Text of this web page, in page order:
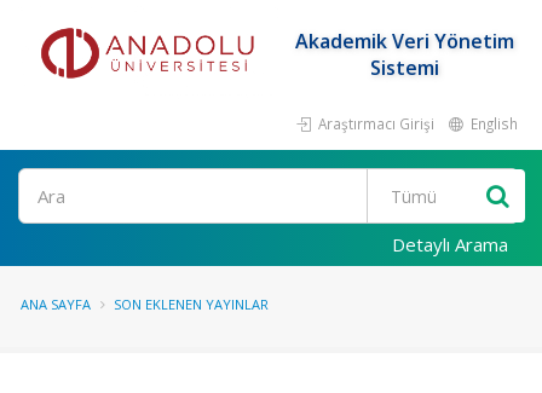
Akademik Veri Yönetim
Sistemi
Araştırmacı Girişi English
Ara
Detaylı Arama
ANA SAYFA SON EKLENEN YAYINLAR